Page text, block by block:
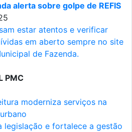
alerta sobre golpe de REFIS
estar atentos e verificar
em aberto sempre no site
de Fazenda.
PMC
moderniza serviços na
legislação e fortalece a gestão